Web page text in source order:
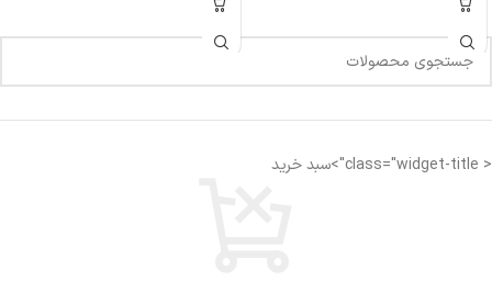
< class="widget-title">سبد خرید